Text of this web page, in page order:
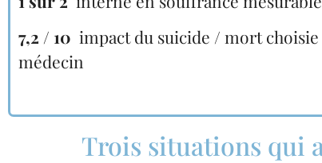
7,2 / 10 impact du suicide / mort choisie
médecin
Trois situations qui